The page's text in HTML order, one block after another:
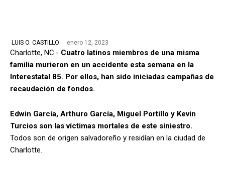
LUIS O. CASTILLO enero 12, 2023
Charlotte, NC.- Cuatro latinos miembros de una misma
familia murieron en un accidente esta semana en la
Interestatal 85. Por ellos, han sido iniciadas campañas de
recaudación de fondos.
Edwin García, Arthuro García, Miguel Portillo y Kevin
Turcios son las víctimas mortales de este siniestro.
Todos son de origen salvadoreño y residían en la ciudad de
Charlotte.